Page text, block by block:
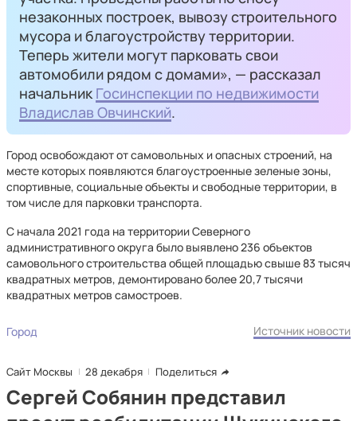
незаконных построек, вывозу строительного
мусора и благоустройству территории.
Теперь жители могут парковать свои
автомобили рядом с домами», — рассказал
начальникГосинспекции по недвижимости
Владислав Овчинский.
Город освобождают от самовольных и опасных строений, на
месте которых появляются благоустроенные зеленые зоны,
спортивные, социальные объекты и свободные территории, в
том числе для парковки транспорта.
С начала 2021 года на территории Северного
административного округа было выявлено 236 объектов
самовольного строительства общей площадью свыше 83 тысяч
квадратных метров, демонтировано более 20,7 тысячи
квадратных метров самостроев.
Город Источник новости
Сайт Москвы 28 декабря Поделиться
Сергей Собянин представил